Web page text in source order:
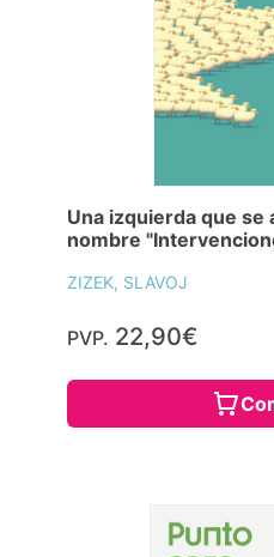
Una izquierda que se
nombre
ZIZEK, SLAVOJ
PVP. 22,90€